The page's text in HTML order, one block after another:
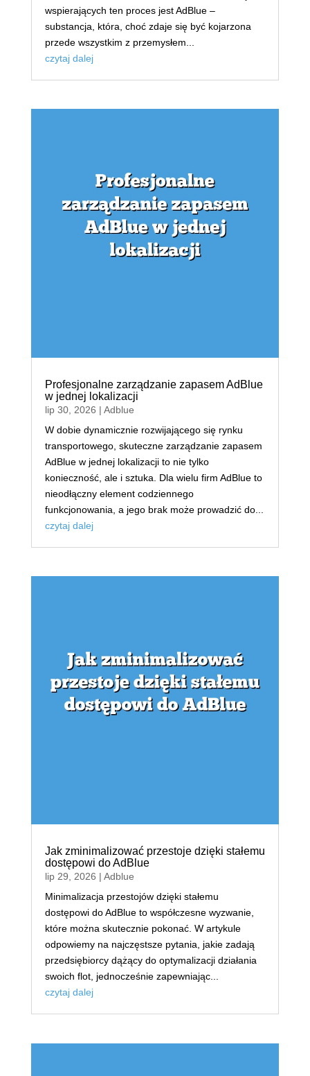
wspierających ten proces jest AdBlue –
substancja, która, choć zdaje się być kojarzona
przede wszystkim z przemysłem...
czytaj dalej
Profesjonalne zarządzanie zapasem AdBlue
w jednej lokalizacji
lip 30, 2026 | Adblue
W dobie dynamicznie rozwijającego się rynku
transportowego, skuteczne zarządzanie zapasem
AdBlue w jednej lokalizacji to nie tylko
konieczność, ale i sztuka. Dla wielu firm AdBlue to
nieodłączny element codziennego
funkcjonowania, a jego brak może prowadzić do...
czytaj dalej
Jak zminimalizować przestoje dzięki stałemu
dostępowi do AdBlue
lip 29, 2026 | Adblue
Minimalizacja przestojów dzięki stałemu
dostępowi do AdBlue to współczesne wyzwanie,
które można skutecznie pokonać. W artykule
odpowiemy na najczęstsze pytania, jakie zadają
przedsiębiorcy dążący do optymalizacji działania
swoich flot, jednocześnie zapewniając...
czytaj dalej